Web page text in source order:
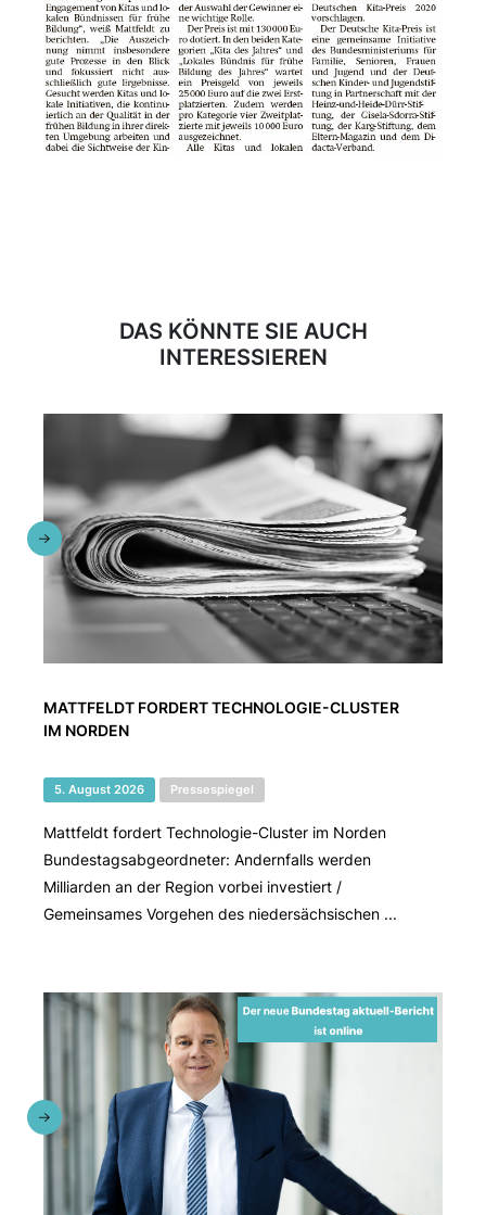
DAS KÖNNTE SIE AUCH
INTERESSIEREN
MATTFELDT FORDERT TECHNOLOGIE-CLUSTER
IM NORDEN
5. August 2026 Pressespiegel
Mattfeldt fordert Technologie-Cluster im Norden
Bundestagsabgeordneter: Andernfalls werden
Milliarden an der Region vorbei investiert /
Gemeinsames Vorgehen des niedersächsischen ...